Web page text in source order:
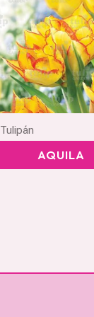
Tulipán
AQUILA